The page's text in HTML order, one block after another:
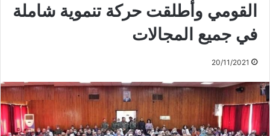
القومي وأطلقت حركة تنموية شاملة
في جميع المجالات
20/11/2021